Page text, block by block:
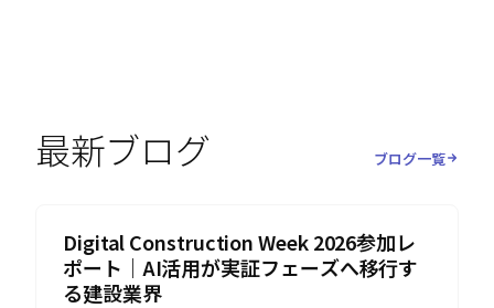
最新ブログ ブログ一覧
Digital Construction Week 2026参加レ
ポート｜AI活用が実証フェーズへ移行す
る建設業界